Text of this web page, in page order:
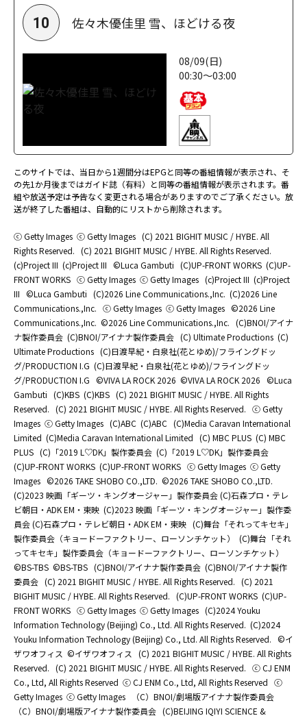
10 佐々木優佳里 雪、ほどける夜
08/09(日)
00:30～03:00
このサイトでは、当日から1週間分はEPGと同等の番組情報が表示され、そ
の先1か月後まではガイド誌（有料）と同等の番組情報が表示されます。番
組や放送予定は予告なく変更される場合がありますのでご了承ください。放
送が終了した番組は、自動的にリストから削除されます。
ⓒ Getty Images ⓒ Getty Images (C) 2021 BIGHIT MUSIC / HYBE. All
Rights Reserved. (C) 2021 BIGHIT MUSIC / HYBE. All Rights Reserved.
(c)Project III (c)Project III ©Luca Gambuti (C)UP-FRONT WORKS (C)UP-
FRONT WORKS ⓒ Getty Images ⓒ Getty Images (c)Project III (c)Project
III ©Luca Gambuti (C)2026 Line Communications.,Inc. (C)2026 Line
Communications.,Inc. ⓒ Getty Images ⓒ Getty Images ©2026 Line
Communications.,Inc. ©2026 Line Communications.,Inc. (C)BNOI/アイナ
ナ製作委員会 (C)BNOI/アイナナ製作委員会 (C) Ultimate Productions (C)
Ultimate Productions (C)日渡早紀・白泉社(花とゆめ)/フライングドッ
グ/PRODUCTION I.G (C)日渡早紀・白泉社(花とゆめ)/フライングドッ
グ/PRODUCTION I.G ©️VIVA LA ROCK 2026 ©️VIVA LA ROCK 2026 ©Luca
Gambuti (C)KBS (C)KBS (C) 2021 BIGHIT MUSIC / HYBE. All Rights
Reserved. (C) 2021 BIGHIT MUSIC / HYBE. All Rights Reserved. ⓒ Getty
Images ⓒ Getty Images (C)ABC (C)ABC (C)Media Caravan International
Limited (C)Media Caravan International Limited (C) MBC PLUS (C) MBC
PLUS (C)「2019 L♡DK」製作委員会 (C)「2019 L♡DK」製作委員会
(C)UP-FRONT WORKS (C)UP-FRONT WORKS ⓒ Getty Images ⓒ Getty
Images ©2026 TAKE SHOBO CO.,LTD. ©2026 TAKE SHOBO CO.,LTD.
(C)2023 映画「ギーツ・キングオージャー」製作委員会 (C)石森プロ・テレ
ビ朝日・ADK EM・東映 (C)2023 映画「ギーツ・キングオージャー」製作委
員会 (C)石森プロ・テレビ朝日・ADK EM・東映 (C)舞台「それってキセキ」
製作委員会（キョードーファクトリー、ローソンチケット）
(C)舞台「それ
ってキセキ」製作委員会（キョードーファクトリー、ローソンチケット）
©BS-TBS ©BS-TBS (C)BNOI/アイナナ製作委員会 (C)BNOI/アイナナ製作
委員会 (C) 2021 BIGHIT MUSIC / HYBE. All Rights Reserved. (C) 2021
BIGHIT MUSIC / HYBE. All Rights Reserved. (C)UP-FRONT WORKS (C)UP-
FRONT WORKS ⓒ Getty Images ⓒ Getty Images (C)2024 Youku
Information Technology (Beijing) Co., Ltd. All Rights Reserved. (C)2024
Youku Information Technology (Beijing) Co., Ltd. All Rights Reserved. ©イ
ザワオフィス ©イザワオフィス
(C) 2021 BIGHIT MUSIC / HYBE. All Rights
Reserved. (C) 2021 BIGHIT MUSIC / HYBE. All Rights Reserved. ⓒ CJ ENM
Co., Ltd, All Rights Reserved ⓒ CJ ENM Co., Ltd, All Rights Reserved ⓒ
Getty Images ⓒ Getty Images
（C）BNOI/劇場版アイナナ製作委員会
（C）BNOI/劇場版アイナナ製作委員会 (C)BEIJING IQIYI SCIENCE &